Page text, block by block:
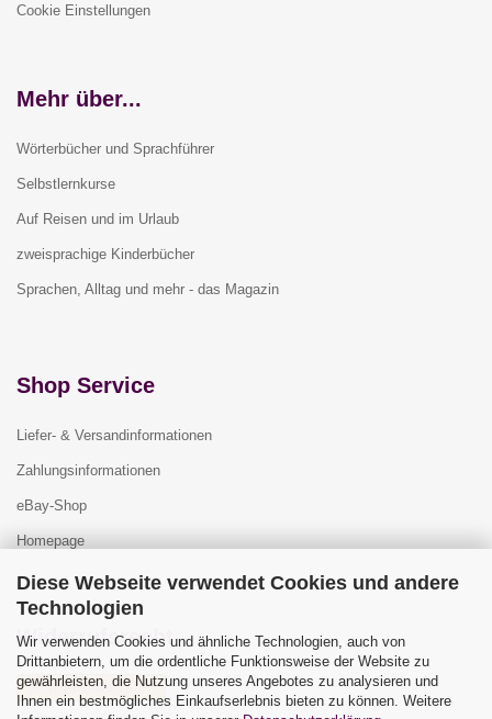
Diese Webseite verwendet Cookies und andere
Technologien
Wir verwenden Cookies und ähnliche Technologien, auch von
Drittanbietern, um die ordentliche Funktionsweise der Website zu
gewährleisten, die Nutzung unseres Angebotes zu analysieren und
Ihnen ein bestmögliches Einkaufserlebnis bieten zu können. Weitere
Cookie Einstellungen
Mehr über...
Wörterbücher und Sprachführer
Selbstlernkurse
Auf Reisen und im Urlaub
zweisprachige Kinderbücher
Sprachen, Alltag und mehr - das Magazin
Shop Service
Liefer- & Versandinformationen
Zahlungsinformationen
eBay-Shop
Homepage
Widerrufsrecht
Vertrag widerrufen